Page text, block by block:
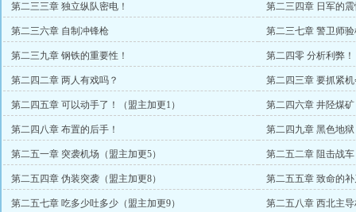
第二三三章 独立纵队密电！ 第二三四章 日军的
第二三六章 自制冲锋枪 第二三七章 警卫师
第二三九章 钢铁的重要性！ 第二四零 分析利弊！
第二四二章 两人有戏吗？ 第二四三章 要抓紧
第二四五章 可以动手了！（盟主加更1） 第二四六章 井陉煤
第二四八章 布置的后手！ 第二四九章 黑色地狱
第二五一章 突袭机场（盟主加更5） 第二五二章 阻击战
第二五四章 伪装突袭（盟主加更8） 第二五五章 致命的
第二五七章 吃多少吐多少（盟主加更9） 第二五八章 西北主